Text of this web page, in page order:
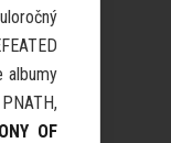
albumy
OF